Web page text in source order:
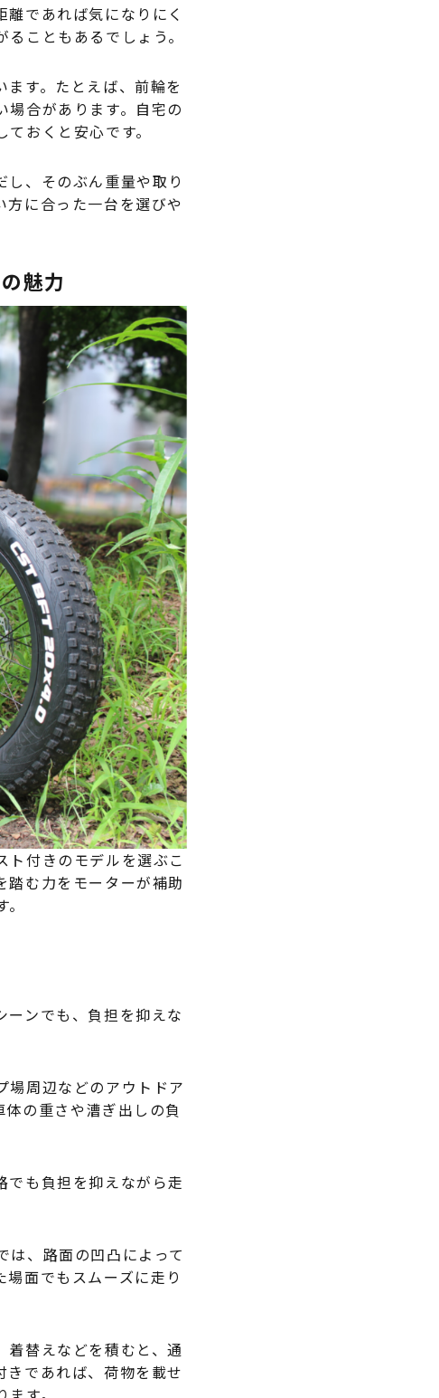
であれば気になりにく
こともあるでしょう。
す。たとえば、前輪を
合があります。自宅の
おくと安心です。
、そのぶん重量や取り
に合った一台を選びや
魅力
ト付きのモデルを選ぶこ
踏む力をモーターが補助
ンでも、負担を抑えな
場周辺などのアウトドア
の重さや漕ぎ出しの負
でも負担を抑えながら走
は、路面の凹凸によって
面でもスムーズに走り
着替えなどを積むと、通
であれば、荷物を載せ